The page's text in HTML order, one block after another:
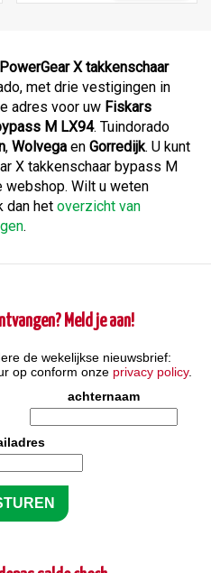
X takkenschaar
met drie vestigingen in
adres voor uw Fiskars
M LX94. Tuindorado
, Wolvega en Gorredijk. U kunt
X takkenschaar bypass M
webshop. Wilt u weten
dan het overzicht van
.
Meld je aan!
de wekelijkse nieuwsbrief:
op conform onze privacy policy.
achternaam